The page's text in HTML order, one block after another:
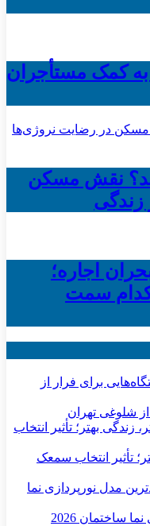
کمک مستأجران
نقش مسکن
زندگی
اجاره؛
کدام سمت
برای فرار از
از شلوغی تهران
زندگی بهتر؛ تأثیر انتخاب
تأثیر انتخاب سمعک
مدل نورپردازی نما
ساختمان 2026